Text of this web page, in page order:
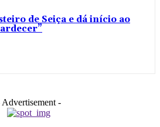
de Seiça e dá início ao
Advertisement -